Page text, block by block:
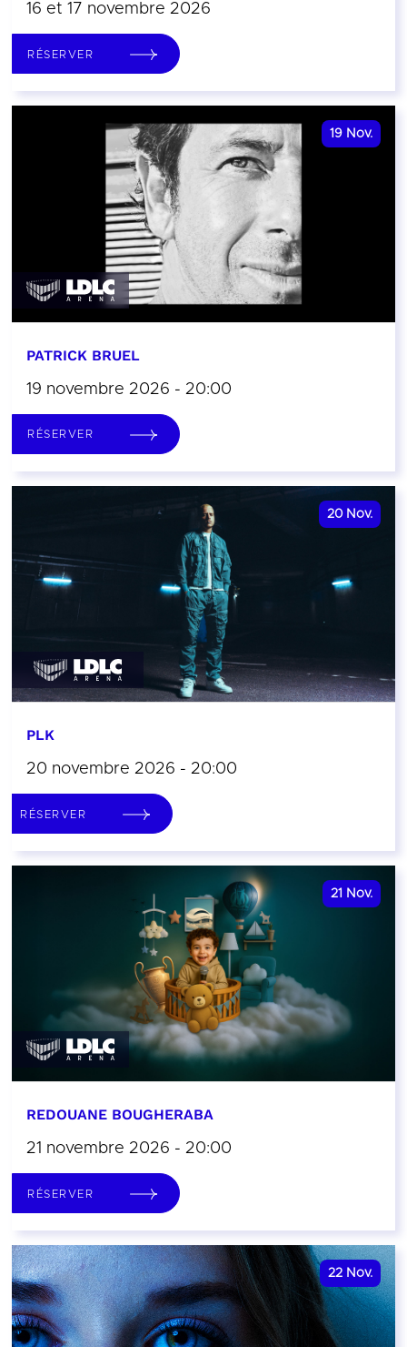
16 et 17 novembre 2026
RÉSERVER
19 Nov.
PATRICK BRUEL
19 novembre 2026 - 20:00
RÉSERVER
20 Nov.
PLK
20 novembre 2026 - 20:00
RÉSERVER
21 Nov.
REDOUANE BOUGHERABA
21 novembre 2026 - 20:00
RÉSERVER
22 Nov.